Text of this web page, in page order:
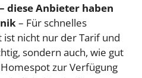
diese Anbieter haben
– Für schnelles
nicht nur der Tarif und
sondern auch, wie gut
zur Verfügung